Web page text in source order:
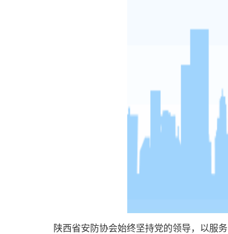
陕西省安防协会始终坚持党的领导，以服务